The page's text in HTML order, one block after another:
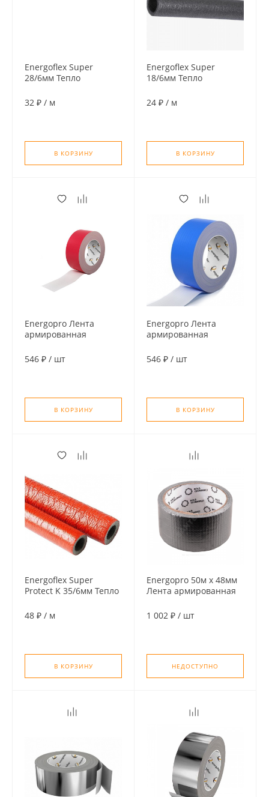
Energoflex Super
28/6мм Тепло
2м)
32 ₽ / м
В КОРЗИНУ
Energoflex Super
18/6мм Тепло
2м)
24 ₽ / м
В КОРЗИНУ
Energopro Лента
армированная
25м, красная
546 ₽ / шт
В КОРЗИНУ
Energopro Лента
армированная
25м, синяя
546 ₽ / шт
В КОРЗИНУ
Energoflex Super
Protect K 35/6мм Тепло
2м), цвет красный
48 ₽ / м
В КОРЗИНУ
Energopro 50м x 48мм
Лента армированная
1 002 ₽ / шт
НЕДОСТУПНО